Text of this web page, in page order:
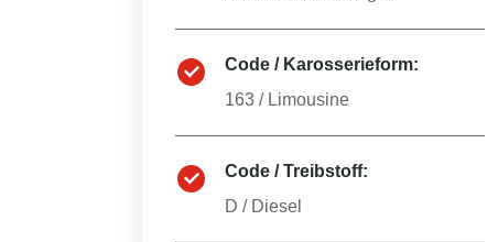
Code / Karosserieform:
163 / Limousine
Code / Treibstoff:
D / Diesel